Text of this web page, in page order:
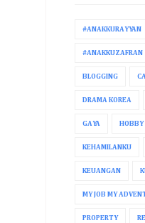
#ANAKKURAYYAN
#ANAKKUZAFRAN
BLOGGING
DRAMA KOREA
GAYA HOBBY
KEHAMILANKU
KEUANGAN
MY JOB MY
PROPERTY